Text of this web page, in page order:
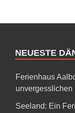
NEUESTE
Ferienhaus
unvergesslichen
Seeland: Ein